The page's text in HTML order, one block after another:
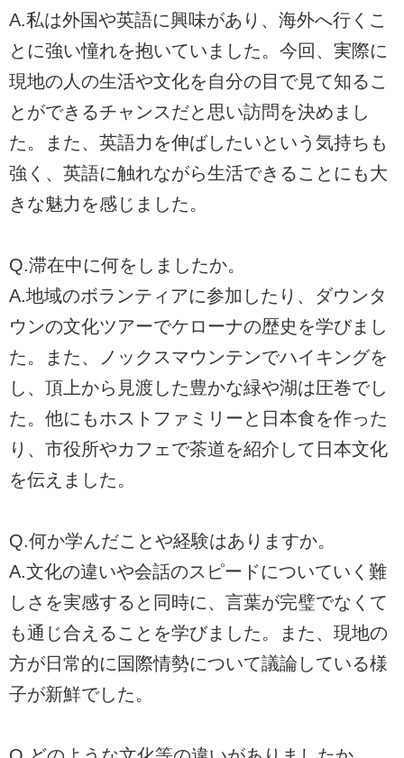
A.私は外国や英語に興味があり、海外へ行くこ
とに強い憧れを抱いていました。今回、実際に
現地の人の生活や文化を自分の目で見て知るこ
とができるチャンスだと思い訪問を決めまし
た。また、英語力を伸ばしたいという気持ちも
強く、英語に触れながら生活できることにも大
きな魅力を感じました。
Q.滞在中に何をしましたか。
A.地域のボランティアに参加したり、ダウンタ
ウンの文化ツアーでケローナの歴史を学びまし
た。また、ノックスマウンテンでハイキングを
し、頂上から見渡した豊かな緑や湖は圧巻でし
た。他にもホストファミリーと日本食を作った
り、市役所やカフェで茶道を紹介して日本文化
を伝えました。
Q.何か学んだことや経験はありますか。
A.文化の違いや会話のスピードについていく難
しさを実感すると同時に、言葉が完璧でなくて
も通じ合えることを学びました。また、現地の
方が日常的に国際情勢について議論している様
子が新鮮でした。